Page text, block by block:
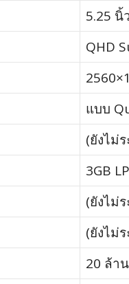
5.25 นิ้
QHD
แบบ
(ยังไม่
3GB
(ยังไม่
(ยังไม่
20 ล้า